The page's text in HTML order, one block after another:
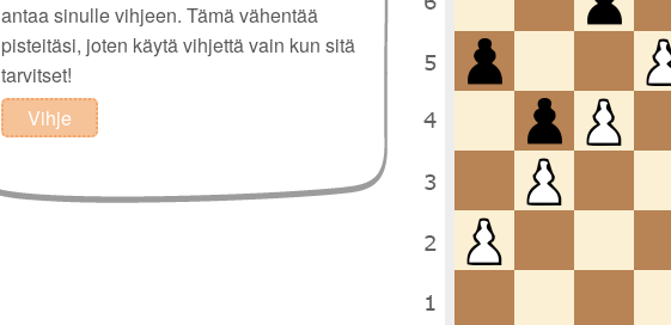
antaa sinulle vihjeen. Tämä vähentää
pisteitäsi, joten käytä vihjettä vain kun sitä
tarvitset!
Vihje